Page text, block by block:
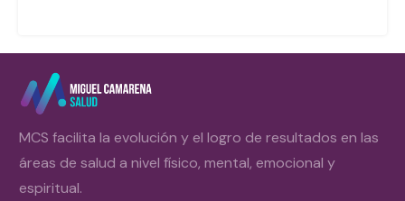
MCS facilita la evolución y el logro de resultados en las
áreas de salud a nivel físico, mental, emocional y
espiritual.